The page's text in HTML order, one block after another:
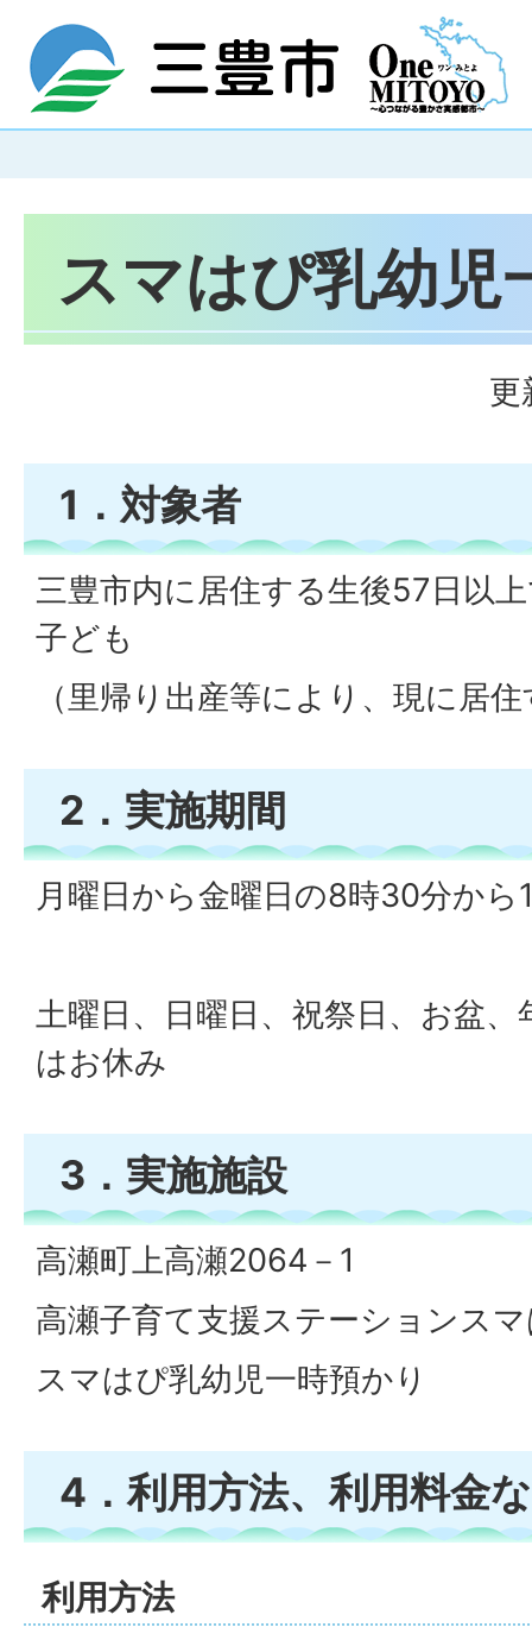
スマはぴ乳幼児
更
1．対象者
三豊市内に居住する生後57日以
子ども
（里帰り出産等により、現に居
2．実施期間
月曜日から金曜日の8時30分から
土曜日、日曜日、祝祭日、お盆、
はお休み
3．実施施設
高瀬町上高瀬2064－1
高瀬子育て支援ステーションス
スマはぴ乳幼児一時預かり
4．利用方法、利用料金
利用方法